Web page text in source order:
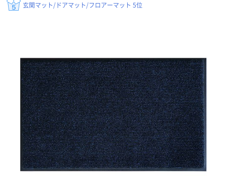
玄関マット/ドアマット/フロアーマット 5位